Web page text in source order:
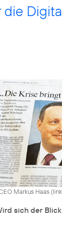
Markus Haas
sich der